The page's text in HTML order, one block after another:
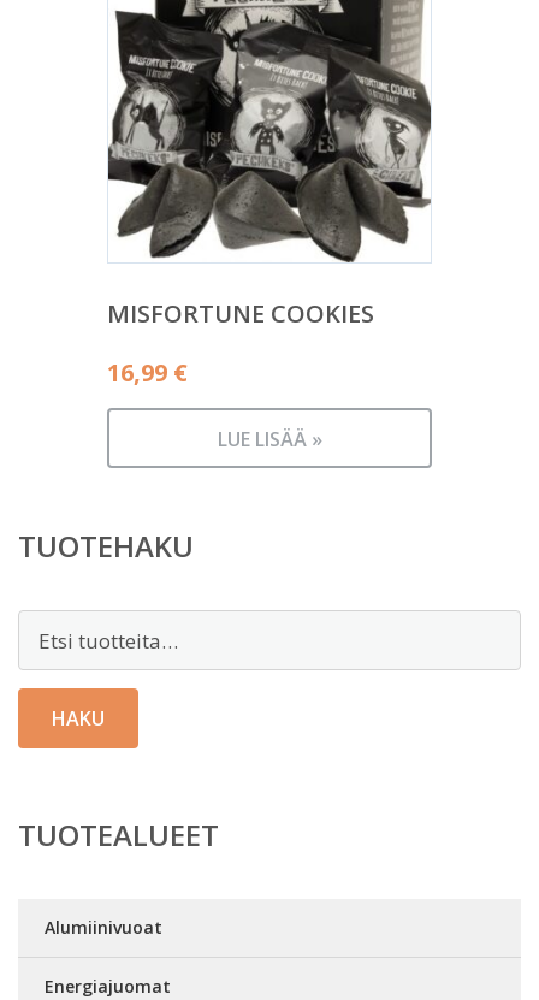
MISFORTUNE COOKIES
16,99 €
LUE LISÄÄ »
TUOTEHAKU
HAKU
TUOTEALUEET
Alumiinivuoat
Energiajuomat